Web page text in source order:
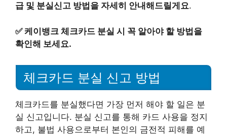
급 및 분실신고 방법을 자세히 안내해드릴게요.
✅케이뱅크 체크카드 분실 시 꼭 알아야 할 방법을
확인해 보세요.
체크카드 분실 신고 방법
체크카드를 분실했다면 가장 먼저 해야 할 일은 분
실 신고입니다. 분실 신고를 통해 카드 사용을 정지
하고, 불법 사용으로부터 본인의 금전적 피해를 예